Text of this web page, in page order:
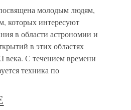
молодым людям,
которых интересуют
в области астрономии и
в этих областях
века. С течением времени
техника по